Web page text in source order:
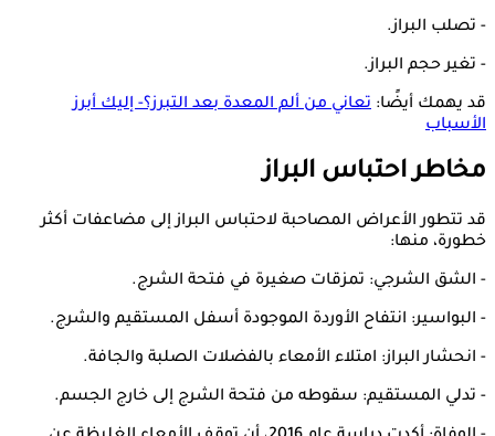
- تصلب البراز.
- تغير حجم البراز.
قد يهمك أيضًا: تعاني من ألم المعدة بعد التبرز؟- إليك أبرز
الأسباب
مخاطر احتباس البراز
قد تتطور الأعراض المصاحبة لاحتباس البراز إلى مضاعفات أكثر
خطورة، منها:
- الشق الشرجي: تمزقات صغيرة في فتحة الشرج.
- البواسير: انتفاح الأوردة الموجودة أسفل المستقيم والشرج.
- انحشار البراز: امتلاء الأمعاء بالفضلات الصلبة والجافة.
- تدلي المستقيم: سقوطه من فتحة الشرج إلى خارج الجسم.